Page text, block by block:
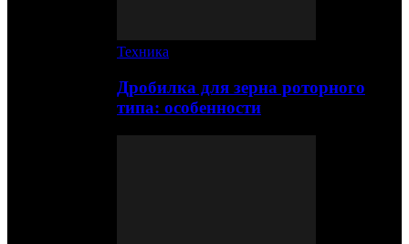
Техника
Дробилка для зерна роторного
типа: особенности